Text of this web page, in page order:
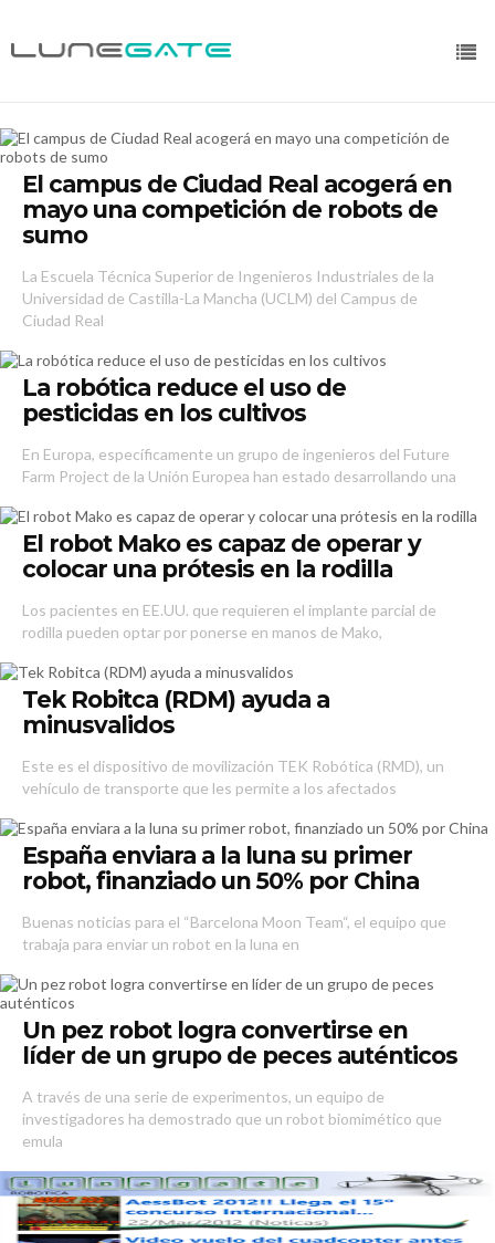
El campus de Ciudad Real acogerá en
mayo una competición de robots de
sumo
La Escuela Técnica Superior de Ingenieros Industriales de la
Universidad de Castilla-La Mancha (UCLM) del Campus de
Ciudad Real
La robótica reduce el uso de
pesticidas en los cultivos
En Europa, específicamente un grupo de ingenieros del Future
Farm Project de la Unión Europea han estado desarrollando una
El robot Mako es capaz de operar y
colocar una prótesis en la rodilla
Los pacientes en EE.UU. que requieren el implante parcial de
rodilla pueden optar por ponerse en manos de Mako,
Tek Robitca (RDM) ayuda a
minusvalidos
Este es el dispositivo de movilización TEK Robótica (RMD), un
vehículo de transporte que les permite a los afectados
España enviara a la luna su primer
robot, finanziado un 50% por China
Buenas noticias para el “Barcelona Moon Team“, el equipo que
trabaja para enviar un robot en la luna en
Un pez robot logra convertirse en
líder de un grupo de peces auténticos
A través de una serie de experimentos, un equipo de
investigadores ha demostrado que un robot biomimético que
emula